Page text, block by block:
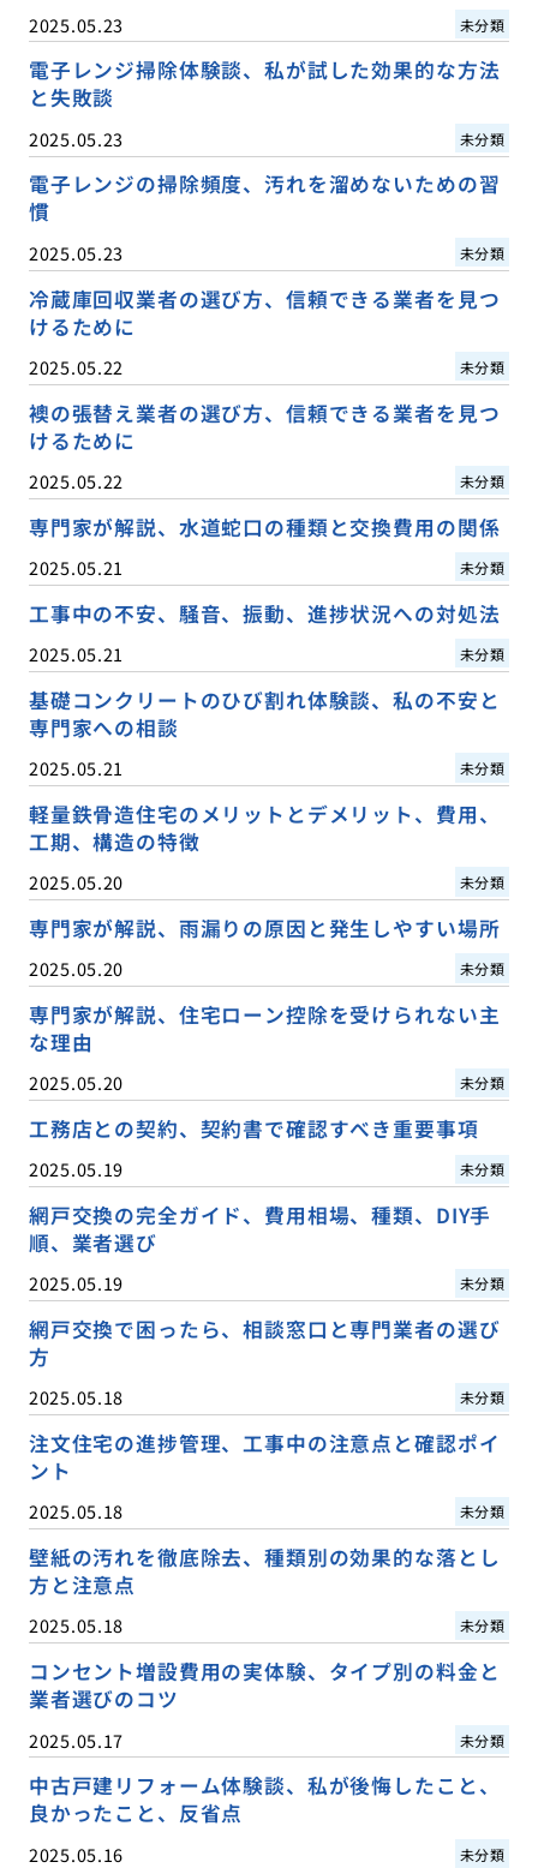
2025.05.23 未分類
電子レンジ掃除体験談、私が試した効果的な方法
と失敗談
2025.05.23 未分類
電子レンジの掃除頻度、汚れを溜めないための習
慣
2025.05.23 未分類
冷蔵庫回収業者の選び方、信頼できる業者を見つ
けるために
2025.05.22 未分類
襖の張替え業者の選び方、信頼できる業者を見つ
けるために
2025.05.22 未分類
専門家が解説、水道蛇口の種類と交換費用の関係
2025.05.21 未分類
工事中の不安、騒音、振動、進捗状況への対処法
2025.05.21 未分類
基礎コンクリートのひび割れ体験談、私の不安と
専門家への相談
2025.05.21 未分類
軽量鉄骨造住宅のメリットとデメリット、費用、
工期、構造の特徴
2025.05.20 未分類
専門家が解説、雨漏りの原因と発生しやすい場所
2025.05.20 未分類
専門家が解説、住宅ローン控除を受けられない主
な理由
2025.05.20 未分類
工務店との契約、契約書で確認すべき重要事項
2025.05.19 未分類
網戸交換の完全ガイド、費用相場、種類、DIY手
順、業者選び
2025.05.19 未分類
網戸交換で困ったら、相談窓口と専門業者の選び
方
2025.05.18 未分類
注文住宅の進捗管理、工事中の注意点と確認ポイ
ント
2025.05.18 未分類
壁紙の汚れを徹底除去、種類別の効果的な落とし
方と注意点
2025.05.18 未分類
コンセント増設費用の実体験、タイプ別の料金と
業者選びのコツ
2025.05.17 未分類
中古戸建リフォーム体験談、私が後悔したこと、
良かったこと、反省点
2025.05.16 未分類